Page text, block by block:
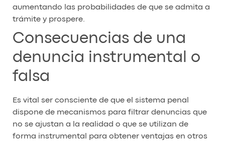
aumentando las probabilidades de que se admita a
trámite y prospere.
Consecuencias de una
denuncia instrumental o
falsa
Es vital ser consciente de que el sistema penal
dispone de mecanismos para filtrar denuncias que
no se ajustan a la realidad o que se utilizan de
forma instrumental para obtener ventajas en otros